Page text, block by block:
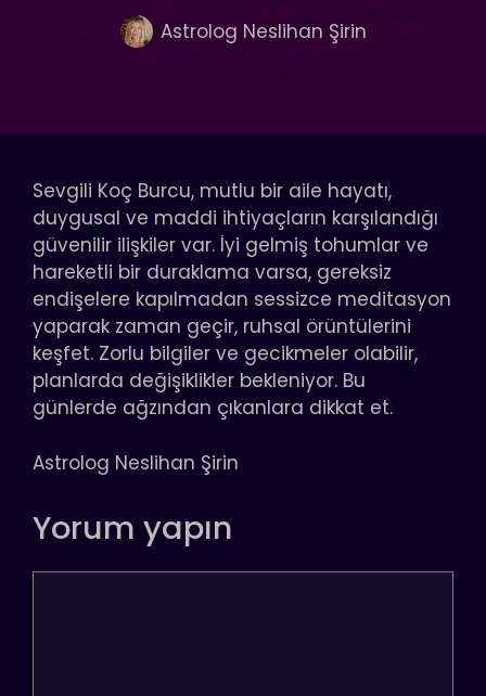
Astrolog Neslihan Şirin
Sevgili Koç Burcu, mutlu bir aile hayatı,
duygusal ve maddi ihtiyaçların karşılandığı
güvenilir ilişkiler var. İyi gelmiş tohumlar ve
hareketli bir duraklama varsa, gereksiz
endişelere kapılmadan sessizce meditasyon
yaparak zaman geçir, ruhsal örüntülerini
keşfet. Zorlu bilgiler ve gecikmeler olabilir,
planlarda değişiklikler bekleniyor. Bu
günlerde ağzından çıkanlara dikkat et.
Astrolog Neslihan Şirin
Yorum yapın